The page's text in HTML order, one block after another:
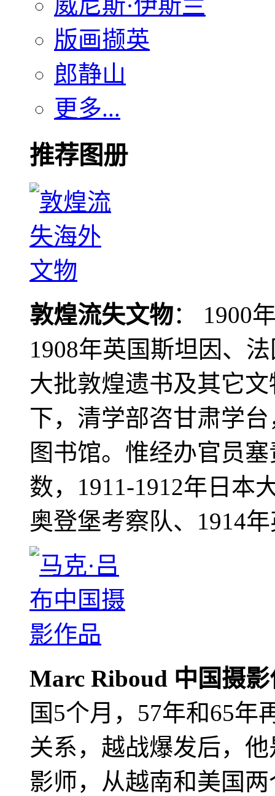
版画撷英
郎静山
更多...
推荐图册
敦煌流失文物： 1900
1908年英国斯坦因、
大批敦煌遗书及其它
下，清学部咨甘肃学
图书馆。惟经办官员
数，1911-1912年日本
奥登堡考察队、1914
Marc Riboud 中国摄
国5个月，57年和65年
关系，越战爆发后，
影师，从越南和美国